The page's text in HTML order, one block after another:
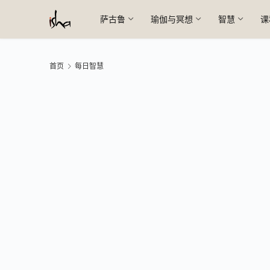
萨古鲁 瑜伽与冥想 智慧
首页 每日智慧